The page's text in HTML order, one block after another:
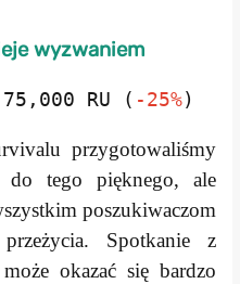
wyzwaniem
RU ( -25%)
przygotowaliśmy
do tego pięknego, ale
poszukiwaczom
Spotkanie z
okazać się bardzo